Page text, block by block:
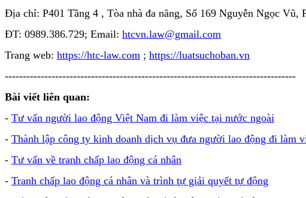
Địa chỉ: P401 Tầng 4 , Tòa nhà đa năng, Số 169 Nguyễn Ngọc Vũ,
ĐT: 0989.386.729; Email: htcvn.law@gmail.com
Trang web: https://htc-law.com ; https://luatsuchoban.vn
---------------------------------------------------------------------------------
Bài viết liên quan:
- Tư vấn người lao động Việt Nam đi làm việc tại nước ngoài
- Thành lập công ty kinh doanh dịch vụ đưa người lao động đi làm
- Tư vấn về tranh chấp lao động cá nhân
- Tranh chấp lao động cá nhân và trình tự giải quyết tự động